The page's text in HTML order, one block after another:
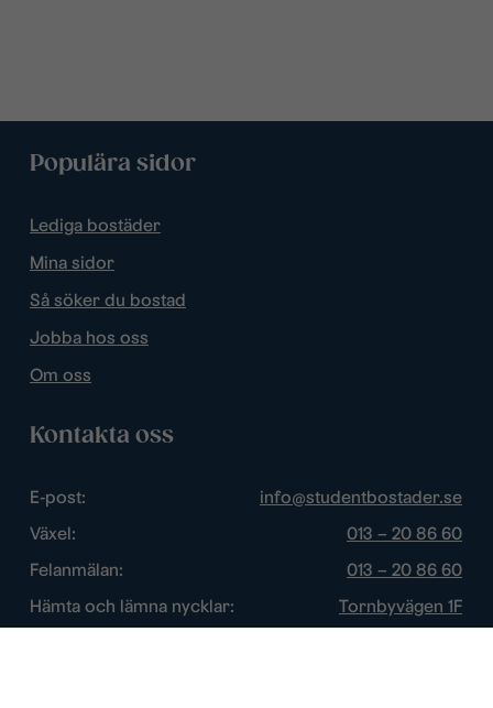
Populära sidor
Lediga bostäder
Mina sidor
Så söker du bostad
Jobba hos oss
Om oss
Kontakta oss
E-post:
info@studentbostader.se
Växel:
013 – 20 86 60
Felanmälan:
013 – 20 86 60
Hämta och lämna nycklar:
Tornbyvägen 1F